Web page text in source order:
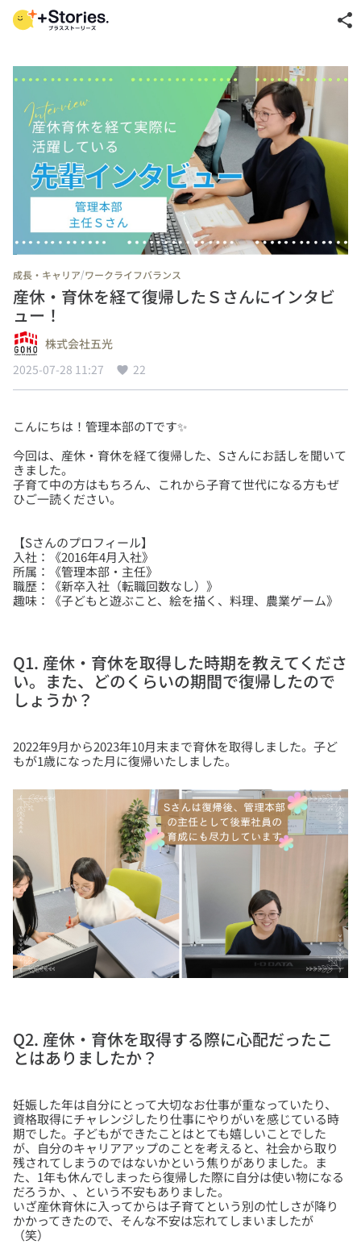
share
成長・キャリア/ワークライフバランス
産休・育休を経て復帰したＳさんにインタビ
ュー！
株式会社五光
2025-07-28 11:27
22
今回は、産休・育休を経て復帰した、Sさんにお話しを聞いて
きました。
子育て中の方はもちろん、これから子育て世代になる方もぜ
【Sさんのプロフィール】
入社：《2016年4月入社》
所属：《管理本部・主任》
職歴：《新卒入社（転職回数なし）》
Q1. 産休・育休を取得した時期を教えてくださ
い。また、どのくらいの期間で復帰したので
しょうか？
2022年9月から2023年10月末まで育休を取得しました。子ど
Q2. 産休・育休を取得する際に心配だったこ
とはありましたか？
妊娠した年は自分にとって大切なお仕事が重なっていたり、
資格取得にチャレンジしたり仕事にやりがいを感じている時
期でした。子どもができたことはとても嬉しいことでした
が、自分のキャリアアップのことを考えると、社会から取り
残されてしまうのではないかという焦りがありました。ま
た、1年も休んでしまったら復帰した際に自分は使い物になる
だろうか、、という不安もありました。
いざ産休育休に入ってからは子育てという別の忙しさが降り
かかってきたので、そんな不安は忘れてしまいましたが